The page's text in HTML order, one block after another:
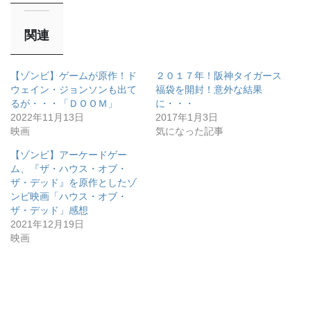
関連
【ゾンビ】ゲームが原作！ド
ウェイン・ジョンソンも出て
るが・・・「ＤＯＯＭ」
2022年11月13日
映画
２０１７年！阪神タイガース
福袋を開封！意外な結果
に・・・
2017年1月3日
気になった記事
【ゾンビ】アーケードゲー
ム、『ザ・ハウス・オブ・
ザ・デッド』を原作としたゾ
ンビ映画「ハウス・オブ・
ザ・デッド」感想
2021年12月19日
映画